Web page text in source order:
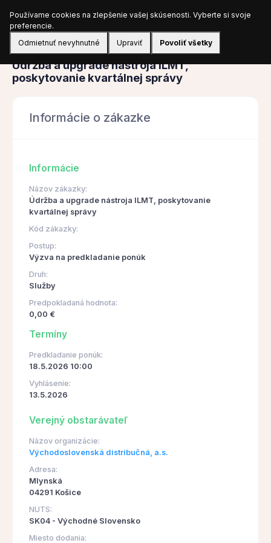
Prihlásiť sa
Obstarávanie
Údržba a upgrade nástroja ILMT,
poskytovanie kvartálnej správy
Informácie o zákazke
Informácie
Názov zákazky:
Údržba a upgrade nástroja ILMT, poskytovanie
kvartálnej správy
Kód zákazky:
Postup:
Výzva na predkladanie ponúk
Druh:
Služby
Predpokladaná hodnota:
0,00 €
Termíny
Predkladanie ponúk:
18.5.2026 10:00
Vyhlásenie:
13.5.2026
Verejný obstarávateľ
Názov organizácie:
Východoslovenská distribučná, a.s.
Adresa:
Mlynská
04291 Košice
NUTS:
SK04 - Východné Slovensko
Miesto dodania:
Používame cookies na zlepšenie vašej skúsenosti. Vyberte si svoje
preferencie.
Odmietnuť nevyhnutné
Upraviť Povoliť všetky